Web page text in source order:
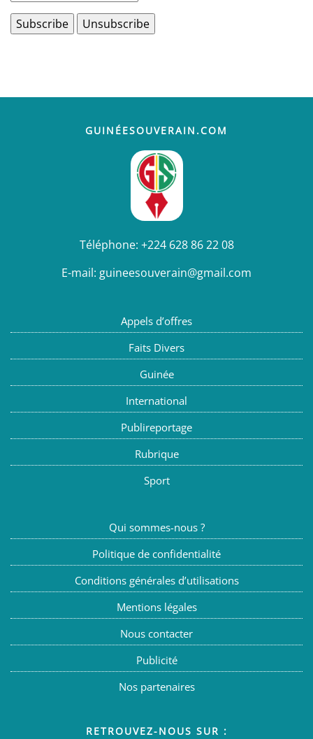
GUINÉESOUVERAIN.COM
Téléphone: +224 628 86 22 08
E-mail: guineesouverain@gmail.com
Appels d’offres
Faits Divers
Guinée
International
Publireportage
Rubrique
Sport
Qui sommes-nous ?
Politique de confidentialité
Conditions générales d’utilisations
Mentions légales
Nous contacter
Publicité
Nos partenaires
RETROUVEZ-NOUS SUR :